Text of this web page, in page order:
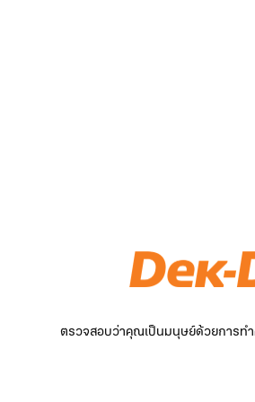
ตรวจสอบว่าคุณเป็นมนุษย์ด้วยการทำ